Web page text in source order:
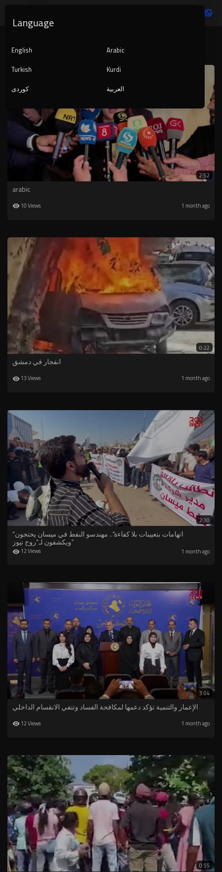
arabic
2:52
arabic
10 Views 1 month ago
0:22
انفجار في دمشق
13 Views 1 month ago
2:30
⁣"اتهامات بتعيينات بلا كفاءة".. مهندسو النفط في ميسان يحتجون
ويكشفون لـ"روج نيوز"
12 Views 1 month ago
3:04
الإعمار والتنمية تؤكد دعمها لمكافحة الفساد وتنفي الانقسام الداخلي
12 Views 1 month ago
0:55
Language
English
Arabic
Turkish
Kurdi
کوردی
العربية